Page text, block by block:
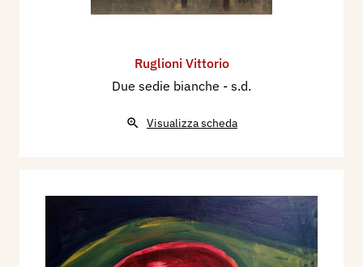
Ruglioni Vittorio
Due sedie bianche - s.d.
Visualizza scheda